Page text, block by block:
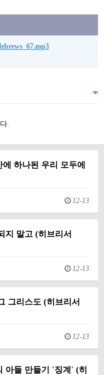
.
하나된 우리 모두에
12-13
지 말고 (히브리서
12-13
그리스도 (히브리서
12-13
아들 만들기 '징계' (히